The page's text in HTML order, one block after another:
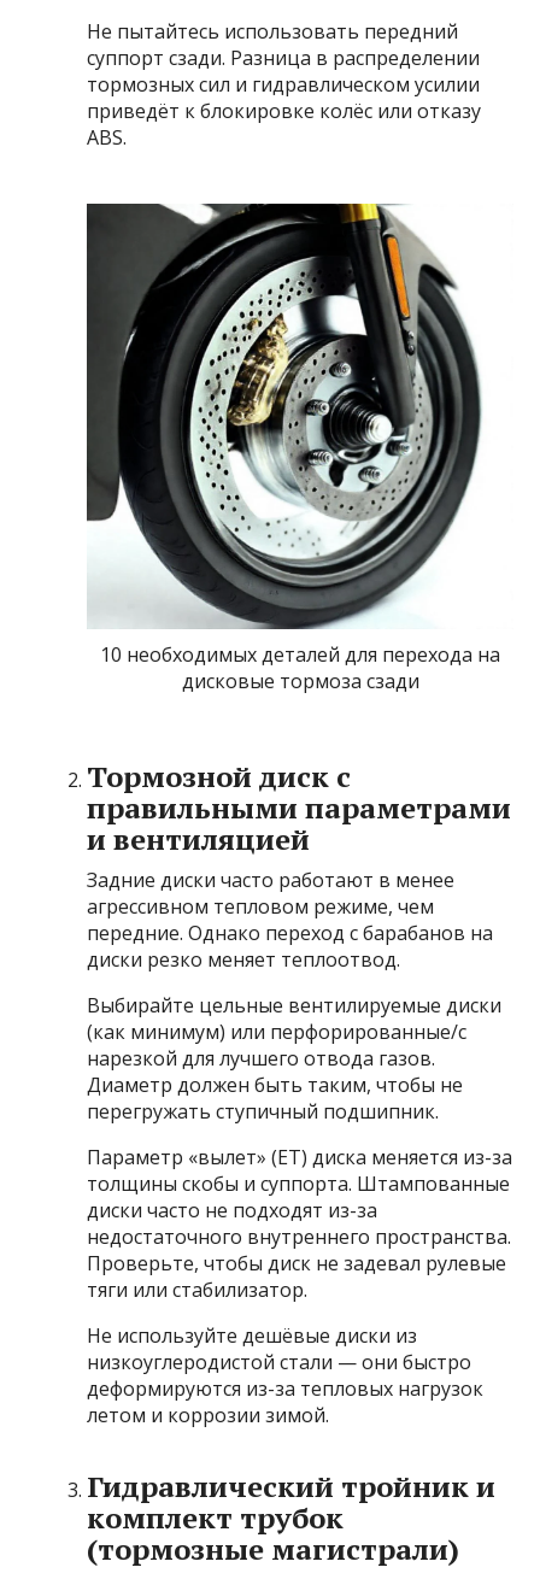
Не пытайтесь использовать передний
суппорт сзади. Разница в распределении
тормозных сил и гидравлическом усилии
приведёт к блокировке колёс или отказу
ABS.
10 необходимых деталей для перехода на
дисковые тормоза сзади
Тормозной диск с
правильными параметрами
и вентиляцией
Задние диски часто работают в менее
агрессивном тепловом режиме, чем
передние. Однако переход с барабанов на
диски резко меняет теплоотвод.
Выбирайте цельные вентилируемые диски
(как минимум) или перфорированные/с
нарезкой для лучшего отвода газов.
Диаметр должен быть таким, чтобы не
перегружать ступичный подшипник.
Параметр «вылет» (ET) диска меняется из-за
толщины скобы и суппорта. Штампованные
диски часто не подходят из-за
недостаточного внутреннего пространства.
Проверьте, чтобы диск не задевал рулевые
тяги или стабилизатор.
Не используйте дешёвые диски из
низкоуглеродистой стали — они быстро
деформируются из-за тепловых нагрузок
летом и коррозии зимой.
Гидравлический тройник и
комплект трубок
(тормозные магистрали)